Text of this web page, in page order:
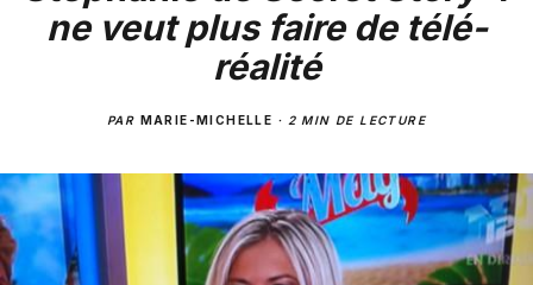
ne veut plus faire de télé-
réalité
PAR MARIE-MICHELLE · 2 MIN DE LECTURE